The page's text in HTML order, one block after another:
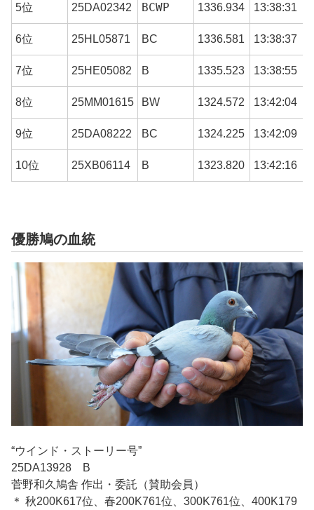
5位 25DA02342 BCWP 1336.934 13:38:31
6位 25HL05871 BC 1336.581 13:38:37
7位 25HE05082 B 1335.523 13:38:55
8位 25MM01615 BW 1324.572 13:42:04
9位 25DA08222 BC 1324.225 13:42:09
10位 25XB06114 B 1323.820 13:42:16
優勝鳩の血統
“ウインド・ストーリー号”
25DA13928 B
菅野和久鳩舎 作出・委託（賛助会員）
＊ 秋200K617位、春200K761位、300K761位、400K179